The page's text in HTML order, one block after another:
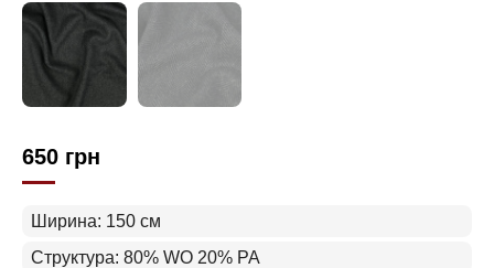
650 грн
Ширина: 150 см
Структура: 80% WO 20% PA